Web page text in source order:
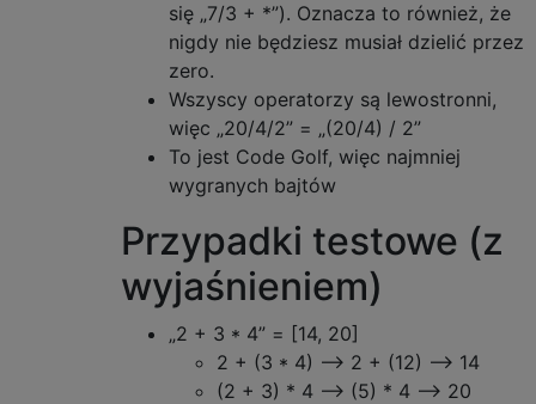
się „7/3 + *”). Oznacza to również, że
nigdy nie będziesz musiał dzielić przez
zero.
Wszyscy operatorzy są lewostronni,
więc „20/4/2” = „(20/4) / 2”
To jest Code Golf, więc najmniej
wygranych bajtów
Przypadki testowe (z
wyjaśnieniem)
„2 + 3 * 4” = [14, 20]
2 + (3 * 4) ⟶ 2 + (12) ⟶ 14
(2 + 3) * 4 ⟶ (5) * 4 ⟶ 20